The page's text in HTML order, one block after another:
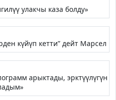
улакчы каза болду»
күйүп кетти” дейт Марсел
арыктады, эрктүүлүгүн